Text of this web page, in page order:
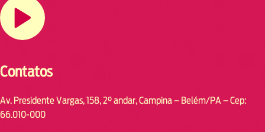
Contatos
Av. Presidente Vargas, 158, 2° andar, Campina – Belém/PA – Cep:
66.010-000